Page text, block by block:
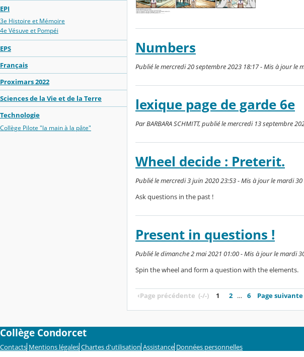
EPI
3e Histoire et Mémoire
4e Vésuve et Pompéi
EPS
Français
Proximars 2022
Sciences de la Vie et de la Terre
Technologie
Collège Pilote "la main à la pâte"
Numbers
Publié le mercredi 20 septembre 2023 18:17 - Mis à jour le
lexique page de garde 6e
Par BARBARA SCHMITT, publié le mercredi 13 septembre
Wheel decide : Preterit.
Publié le mercredi 3 juin 2020 23:53 - Mis à jour le mardi
Ask questions in the past !
Present in questions !
Publié le dimanche 2 mai 2021 01:00 - Mis à jour le mardi
Spin the wheel and form a question with the elements.
‹Page précédente (-/-) 1 2 … 6 Page suivante
Collège Condorcet
Contacts Mentions légales Chartes d'utilisation Assistance Données personnelles